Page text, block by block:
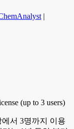
|
(up to 3 users)
서 3명까지 이용